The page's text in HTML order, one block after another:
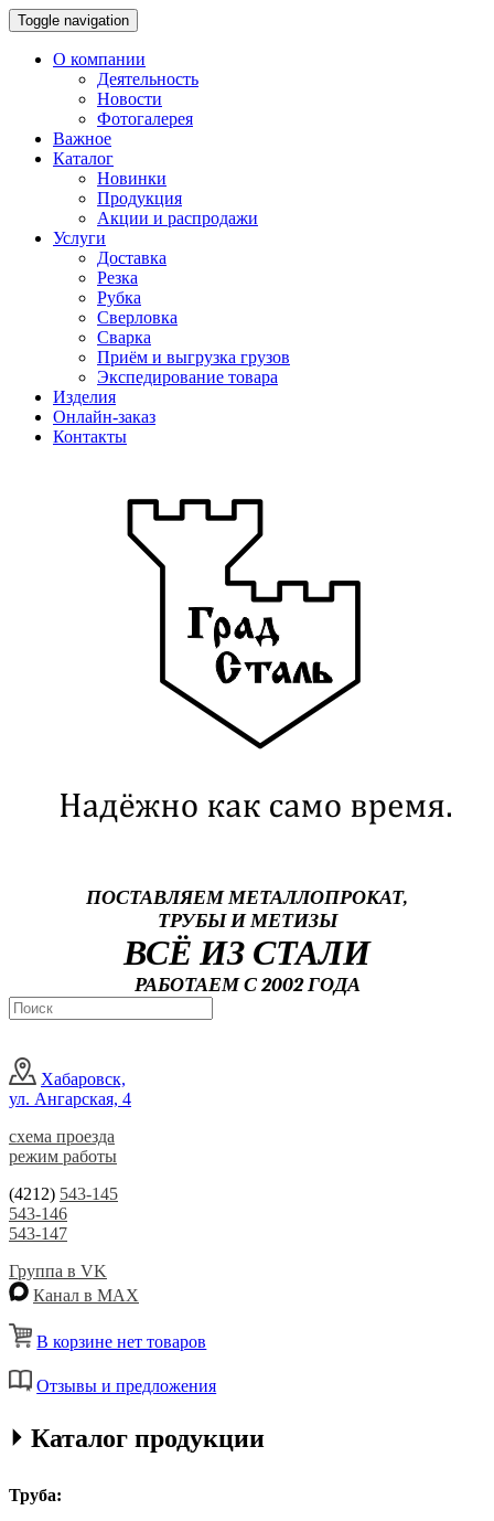
Toggle navigation
О компании
Деятельность
Новости
Фотогалерея
Важное
Каталог
Новинки
Продукция
Акции и распродажи
Услуги
Доставка
Резка
Рубка
Сверловка
Сварка
Приём и выгрузка грузов
Экспедирование товара
Изделия
Онлайн-заказ
Контакты
ПОСТАВЛЯЕМ МЕТАЛЛОПРОКАТ,
ТРУБЫ И МЕТИЗЫ
ВСЁ ИЗ СТАЛИ
РАБОТАЕМ С 2002 ГОДА
Хабаровск,
ул. Ангарская, 4
схема проезда
режим работы
(4212) 543-145
543-146
543-147
Группа в VK
Канал в MAX
В корзине нет товаров
Отзывы и предложения
⏵ Каталог продукции
Труба: